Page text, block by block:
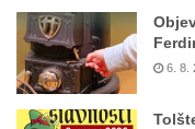
Socha krokodýla v
Socha slona v ZOO
Socha Faun s
Socha divokého
6. 8.